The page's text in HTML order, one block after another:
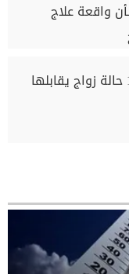
واقعة علاج
نقيب المأذونين: كل 100 حالة زواج يقابلها